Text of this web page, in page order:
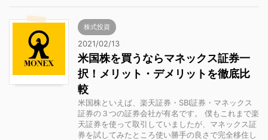
株式投資
2021/02/13
米国株を買うならマネックス証券一
択！メリット・デメリットを徹底比
較
米国株といえば、楽天証券・SBI証券・マネックス
証券の３つの証券会社が有名です。 僕もこれまで楽
天証券を使って取引していましたが、マネックス証
券を試してみたところ使い勝手の良さで完全移住し